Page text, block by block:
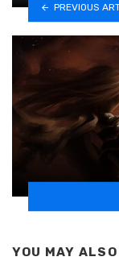
PREVIOUS
YOU MAY